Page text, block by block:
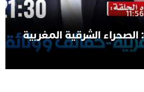
فالوثيقة 194: الصحراء الشرقية المغربية